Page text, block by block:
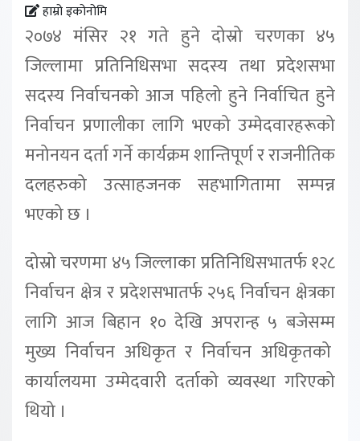
हाम्रो इकोनोमि
२०७४ मंसिर २१ गते हुने दोस्रो चरणका ४५
जिल्लामा प्रतिनिधिसभा सदस्य तथा प्रदेशसभा
सदस्य निर्वाचनको आज पहिलो हुने निर्वाचित हुने
निर्वाचन प्रणालीका लागि भएको उम्मेदवारहरूको
मनोनयन दर्ता गर्ने कार्यक्रम शान्तिपूर्ण र राजनीतिक
दलहरुको उत्साहजनक सहभागितामा सम्पन्न
भएको छ ।
दोस्रो चरणमा ४५ जिल्लाका प्रतिनिधिसभातर्फ १२८
निर्वाचन क्षेत्र र प्रदेशसभातर्फ २५६ निर्वाचन क्षेत्रका
लागि आज बिहान १० देखि अपरान्ह ५ बजेसम्म
मुख्य निर्वाचन अधिकृत र निर्वाचन अधिकृतको
कार्यालयमा उम्मेदवारी दर्ताको व्यवस्था गरिएको
थियो ।